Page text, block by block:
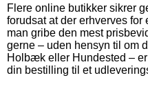
Flere online butikker sikrer
forudsat at der erhverves
man gribe den mest
gerne – uden hensyn til om
Holbæk eller Hundested –
din bestilling til et